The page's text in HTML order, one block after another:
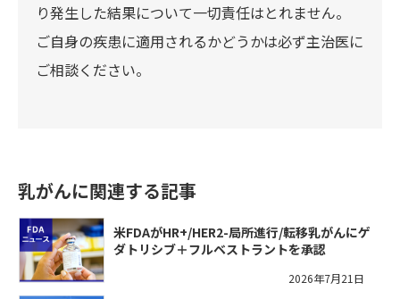
り発生した結果について一切責任はとれません。
ご自身の疾患に適用されるかどうかは必ず主治医に
ご相談ください。
乳がんに関連する記事
米FDAがHR+/HER2-局所進行/転移乳がんにゲ
ダトリシブ＋フルベストラントを承認
2026年7月21日